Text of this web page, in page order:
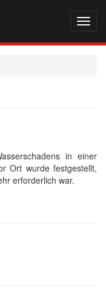
auf-
und
in einer
Ort wurde festgestellt,
erforderlich war.